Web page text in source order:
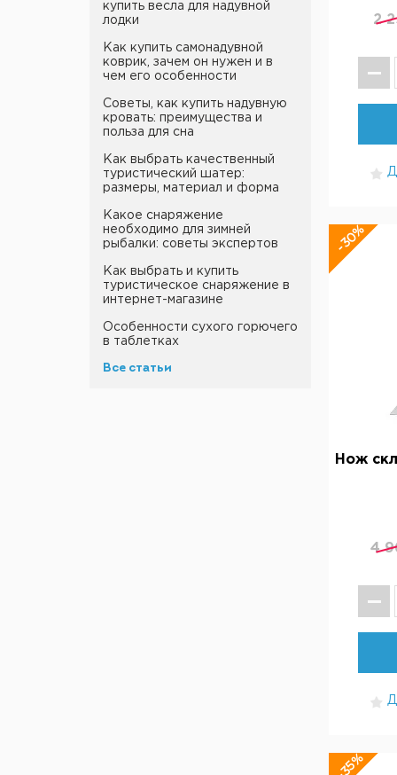
купить весла для надувной
лодки
Как купить самонадувной
коврик, зачем он нужен и в
чем его особенности
Советы, как купить надувную
кровать: преимущества и
польза для сна
Как выбрать качественный
туристический шатер:
размеры, материал и форма
Какое снаряжение
необходимо для зимней
рыбалки: советы экспертов
Как выбрать и купить
туристическое снаряжение в
интернет-магазине
Особенности сухого горючего
в таблетках
Все статьи
2
-30%
Нож
4
-35%